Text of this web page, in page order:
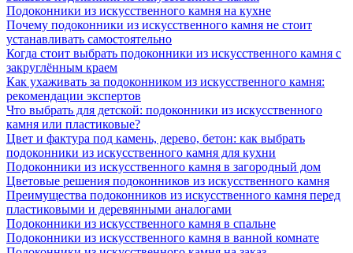
Подоконники из искусственного камня на кухне
Почему подоконники из искусственного камня не стоит
устанавливать самостоятельно
Когда стоит выбрать подоконники из искусственного камня с
закруглённым краем
Как ухаживать за подоконником из искусственного камня:
рекомендации экспертов
Что выбрать для детской: подоконники из искусственного
камня или пластиковые?
Цвет и фактура под камень, дерево, бетон: как выбрать
подоконники из искусственного камня для кухни
Подоконники из искусственного камня в загородный дом
Цветовые решения подоконников из искусственного камня
Преимущества подоконников из искусственного камня перед
пластиковыми и деревянными аналогами
Подоконники из искусственного камня в спальне
Подоконники из искусственного камня в ванной комнате